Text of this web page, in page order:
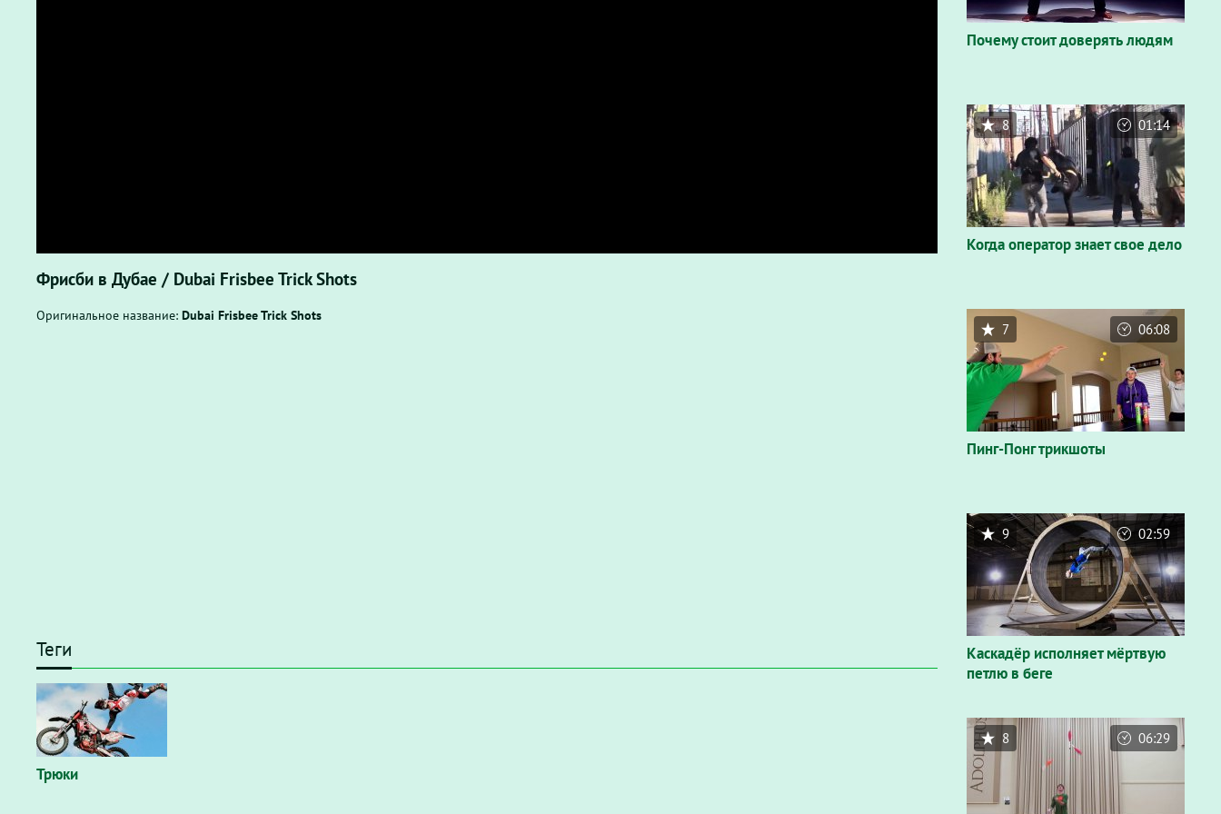
Фрисби в Дубае / Dubai Frisbee Trick Shots
Оригинальное название: Dubai Frisbee Trick Shots
Теги
Трюки
Почему стоит доверять людям
Когда оператор знает свое дело
8 01:14
Пинг-Понг трикшоты
7 06:08
Каскадёр исполняет мёртвую
петлю в беге
9 02:59
8 06:29